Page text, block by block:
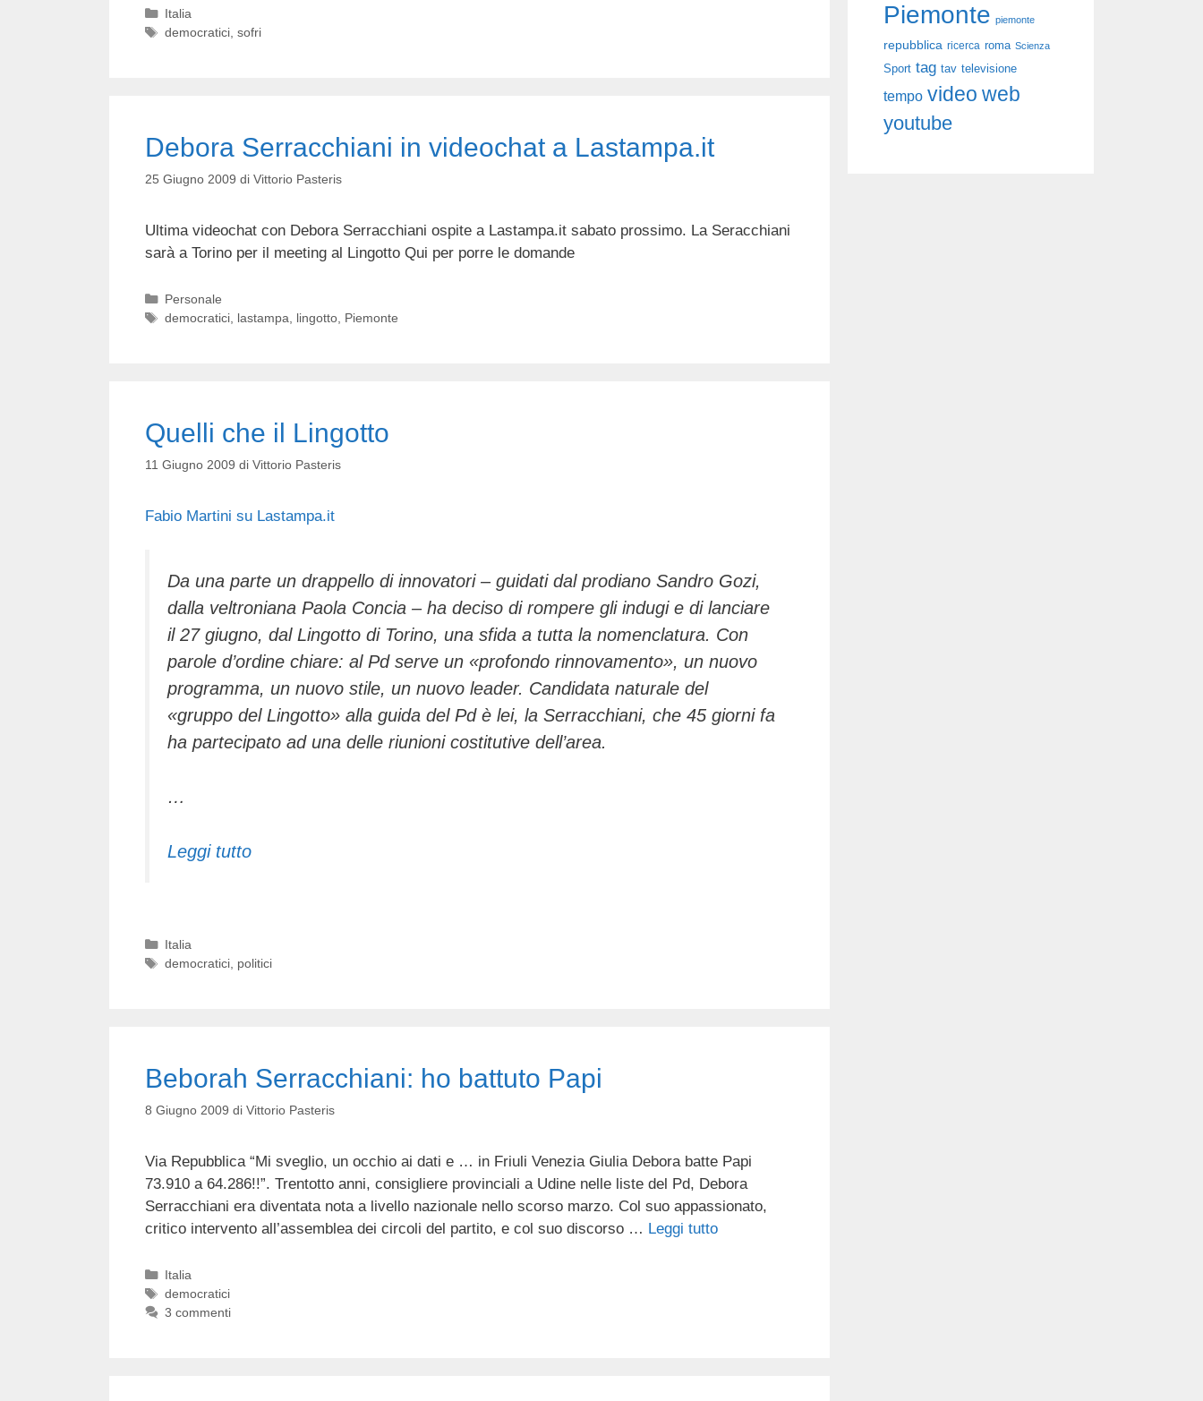
Categorie
Italia
Tag
democratici, sofri
Debora Serracchiani in videochat a Lastampa.it
25 Giugno 2009 di Vittorio Pasteris
Ultima videochat con Debora Serracchiani ospite a Lastampa.it sabato prossimo. La Seracchiani
sarà a Torino per il meeting al Lingotto Qui per porre le domande
Categorie
Personale
Tag
democratici, lastampa lingotto, Piemonte
Quelli che il Lingotto
11 Giugno 2009 di Vittorio Pasteris
Fabio Martini su Lastampa.it
Da una parte un drappello di innovatori – guidati dal prodiano Sandro Gozi,
dalla veltroniana Paola Concia – ha deciso di rompere gli indugi e di lanciare
il 27 giugno, dal Lingotto di Torino, una sfida a tutta la nomenclatura. Con
parole d’ordine chiare: al Pd serve un «profondo rinnovamento», un nuovo
programma, un nuovo stile, un nuovo leader. Candidata naturale del
«gruppo del Lingotto» alla guida del Pd è lei, la Serracchiani, che 45 giorni fa
ha partecipato ad una delle riunioni costitutive dell’area.
…
Leggi tutto
Categorie
Italia
Tag
democratici, politici
Beborah Serracchiani: ho battuto Papi
8 Giugno 2009 di Vittorio Pasteris
Via Repubblica “Mi sveglio, un occhio ai dati e … in Friuli Venezia Giulia Debora batte Papi
73.910 a 64.286!!”. Trentotto anni, consigliere provinciali a Udine nelle liste del Pd, Debora
Serracchiani era diventata nota a livello nazionale nello scorso marzo. Col suo appassionato,
critico intervento all’assemblea dei circoli del partito, e col suo discorso … Leggi tutto
Categorie
Italia
Tag
democratici
3 commenti
Piemonte piemonte
repubblica ricerca roma Scienza
Sport tag tav televisione
tempo video web
youtube